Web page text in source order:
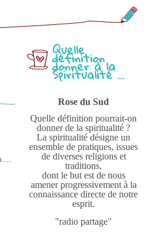
Quelle
définition
donner à la
Spiritualité ...
Rose du Sud
Quelle définition pourrait-on
donner de la spiritualité ?
La spiritualité désigne un
ensemble de pratiques, issues
de diverses religions et
traditions,
dont le but est de nous
amener progressivement à la
connaissance directe de notre
esprit.
"radio partage"